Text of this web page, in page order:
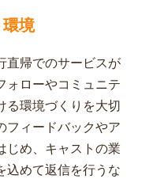
境
直帰でのサービスが
ォローやコミュニテ
る環境づくりを大切
フィードバックやア
じめ、キャストの業
込めて返信を行うな